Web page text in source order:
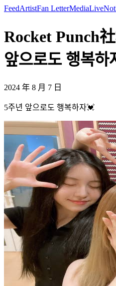
FeedArtistFan LetterMediaLive
Rocket Punch
앞으로도 행복하
2024 年 8 月 7 日
5주년 앞으로도 행복하자💓